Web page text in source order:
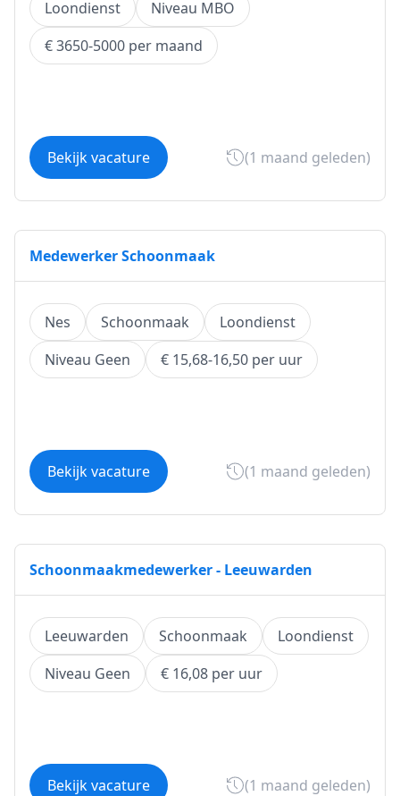
Loondienst
Niveau MBO
€ 3650-5000 per maand
Bekijk vacature (1 maand geleden)
Medewerker Schoonmaak
Nes Schoonmaak
Loondienst
Niveau Geen
€ 15,68-16,50 per uur
Bekijk vacature (1 maand geleden)
Schoonmaakmedewerker - Leeuwarden
Leeuwarden Schoonmaak
Loondienst
Niveau Geen
€ 16,08 per uur
Bekijk vacature (1 maand geleden)